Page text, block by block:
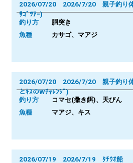
2026/07/20 2026/7/20 親子釣り体
ｻｺﾞﾂｱｰ)
釣り方 胴突き
魚種 カサゴ、マアジ
2026/07/20 2026/7/20 親子釣り
とｷｽのWﾁｬﾚﾝｼﾞ)
釣り方
コマセ(撒き餌)、天びん
魚種 マアジ、キス
2026/07/19 2026/7/19 ﾀﾁｳｵ船